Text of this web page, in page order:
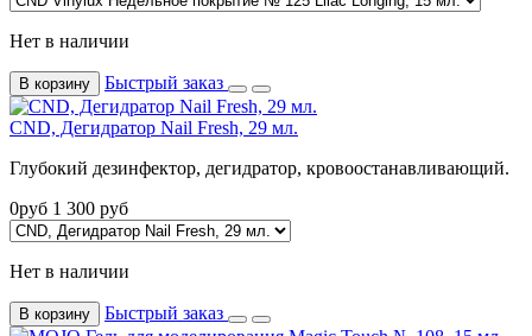
Нет в наличии
В корзину Быстрый заказ
CND, Дегидратор Nail Fresh, 29 мл.
Глубокий дезинфектор, дегидратор, кровоостанавливающий.
0руб 1 300 руб
Нет в наличии
В корзину Быстрый заказ